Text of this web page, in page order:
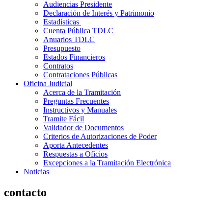
Audiencias Presidente
Declaración de Interés y Patrimonio
Estadísticas
Cuenta Pública TDLC
Anuarios TDLC
Presupuesto
Estados Financieros
Contratos
Contrataciones Públicas
Oficina Judicial
Acerca de la Tramitación
Preguntas Frecuentes
Instructivos y Manuales
Tramite Fácil
Validador de Documentos
Criterios de Autorizaciones de Poder
Aporta Antecedentes
Respuestas a Oficios
Excepciones a la Tramitación Electrónica
Noticias
contacto